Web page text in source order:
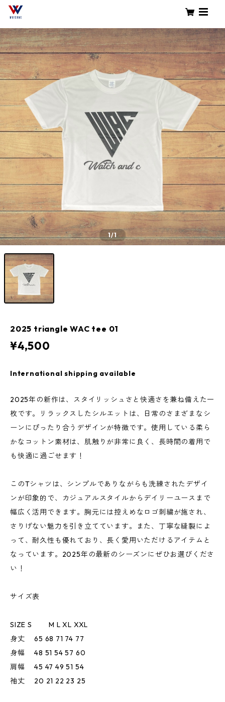
1/1
2025 triangle WAC tee 01
¥4,500
International shipping available
2025年の新作は、スタイリッシュさと快適さを兼ね備えた一
枚です。リラックスしたシルエットは、日常のさまざまなシ
ーンにぴったり合うデザインが特徴です。使用している柔ら
かなコットン素材は、肌触りが非常に良く、長時間の着用で
も快適に過ごせます！
このTシャツは、シンプルでありながらも洗練されたデザイ
ンが印象的で、カジュアルスタイルからデイリーユースまで
幅広く活用できます。胸元には控えめなロゴ刺繍が施され、
さりげない魅力を引き立てています。また、丁寧な縫製によ
って、耐久性も優れており、長く愛用いただけるアイテムと
なっています。2025年の最新のシーズンにぜひお選びくださ
い！
サイズ表
SIZE S M L XL XXL
身丈 65 68 71 74 77
身幅 48 51 54 57 60
肩幅 45 47 49 51 54
袖丈 20 21 22 23 25